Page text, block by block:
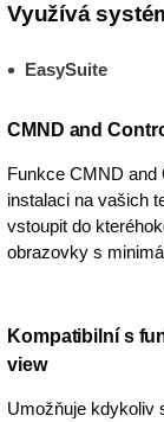
Využívá
EasySuite
CMND and
Funkce CMND and
instalaci na vašich
vstoupit do
obrazovky s
Kompatibilní s
view
Umožňuje kdykoliv